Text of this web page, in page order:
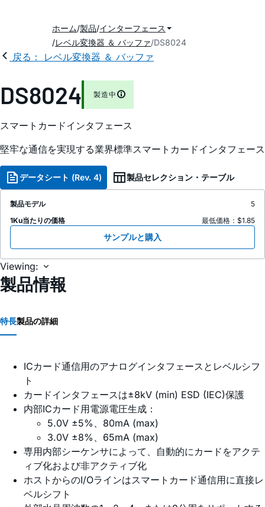
ホーム 製品 インターフェース
レベル変換器 ＆ バッファ DS8024
戻る： レベル変換器 ＆ バッファ
DS8024 製造中
スマートカードインタフェース
堅牢な通信を実現する業界標準スマートカードインタフェース
データシート (Rev. 4) 製品セレクション・テーブル
製品モデル
5
1Ku当たりの価格
最低価格：$1.85
サンプルと購入
Viewing:
製品情報
特長製品の詳細
ICカード通信用のアナログインタフェースとレベルシフ
ト
カードインタフェースは±8kV (min) ESD (IEC)保護
内部ICカード用電源電圧生成：
5.0V ±5%、80mA (max)
3.0V ±8%、65mA (max)
専用内部シーケンサによって、自動的にカードをアクテ
ィブ化および非アクティブ化
ホストからのI/Oラインはスマートカード通信用に直接レ
ベルシフト